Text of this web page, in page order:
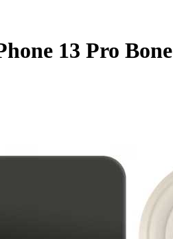
13 Pro Bone